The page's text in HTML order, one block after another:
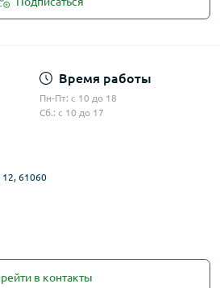
Время работы
Пн-Пт: с 10 до 18
Сб.: с 10 до 17
12, 61060
в контакты